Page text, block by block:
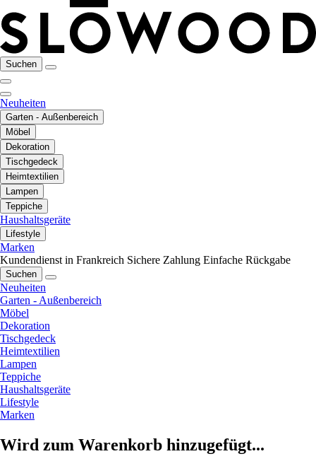
Suchen
Neuheiten
Garten - Außenbereich
Möbel
Dekoration
Tischgedeck
Heimtextilien
Lampen
Teppiche
Haushaltsgeräte
Lifestyle
Marken
Kundendienst in Frankreich Sichere Zahlung Einfache Rückgabe
Suchen
Neuheiten
Garten - Außenbereich
Möbel
Dekoration
Tischgedeck
Heimtextilien
Lampen
Teppiche
Haushaltsgeräte
Lifestyle
Marken
Wird zum Warenkorb hinzugefügt...